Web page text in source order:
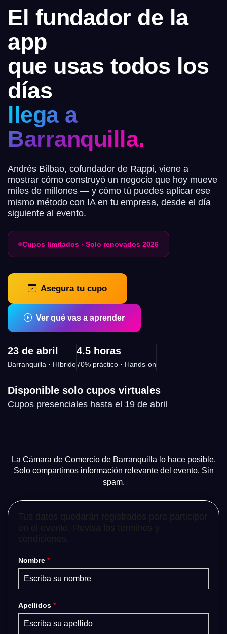
El fundador de la
app
que usas todos los
días
llega a
Barranquilla.
Andrés Bilbao, cofundador de Rappi, viene a
mostrar cómo construyó un negocio que hoy mueve
miles de millones — y cómo tú puedes aplicar ese
mismo método con IA en tu empresa, desde el día
siguiente al evento.
Cupos limitados · Solo renovados 2026
Asegura tu cupo
Ver qué vas a aprender
23 de abril
Barranquilla · Híbrido
4.5 horas
70% práctico · Hands-on
Disponible solo cupos virtuales
Cupos presenciales hasta el 19 de abril
La Cámara de Comercio de Barranquilla lo hace posible.
Solo compartimos información relevante del evento. Sin
spam.
Tus datos quedarán registrados para participar
en el evento. Revisa los términos y
condiciones.
Nombre *
Apellidos *